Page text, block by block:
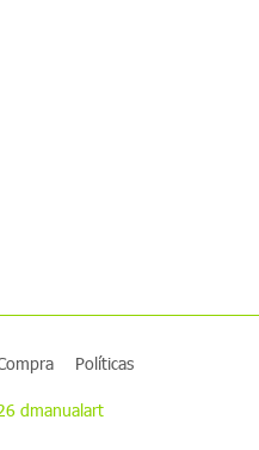
Políticas
dmanualart